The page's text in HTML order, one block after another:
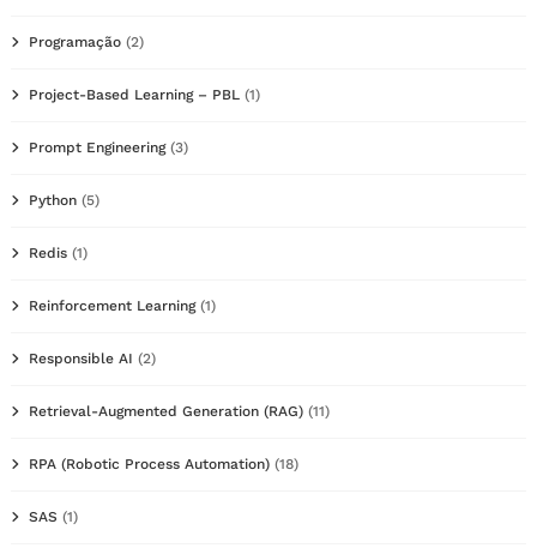
Programação (2)
Project-Based Learning – PBL (1)
Prompt Engineering(3)
Python (5)
Redis (1)
Reinforcement Learning(1)
Responsible AI (2)
Retrieval-Augmented Generation (RAG) (11)
RPA (Robotic Process Automation) (18)
SAS (1)